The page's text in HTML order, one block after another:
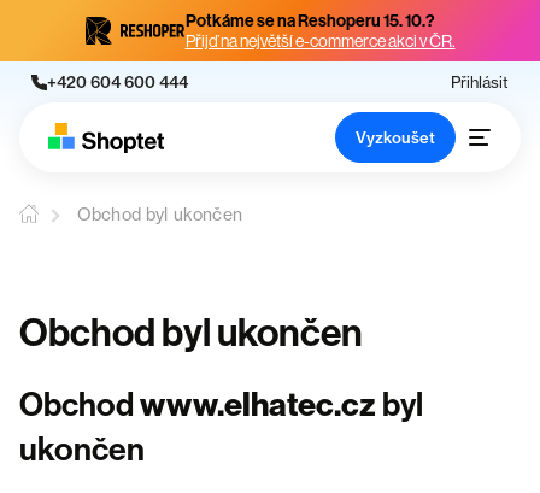
Potkáme se na Reshoperu 15. 10.?
Přijď na největší e-commerce akci v ČR.
+420 604 600 444 Přihlásit
Vyzkoušet
Obchod byl ukončen
Obchod byl ukončen
Obchodwww.elhatec.cz byl
ukončen